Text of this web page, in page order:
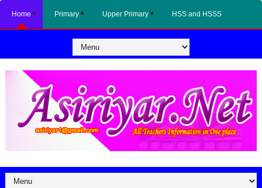
Home Primary Upper Primary HSS and HSSS